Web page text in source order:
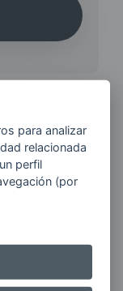
DE
para analizar
relacionada
perfil
(por